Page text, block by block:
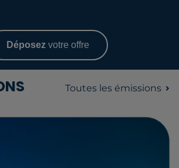
Déposezvotre offre
Toutes les émissions